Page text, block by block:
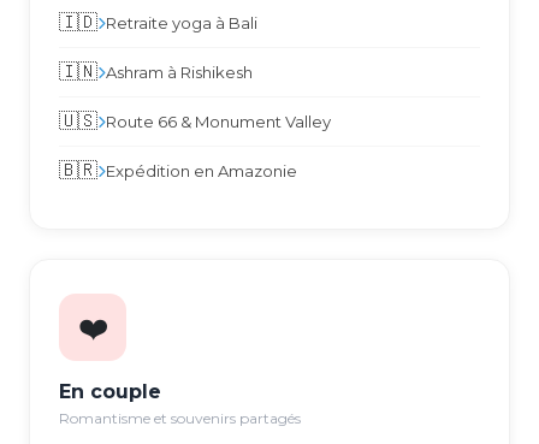
🇮🇩 Retraite yoga à Bali
🇮🇳 Ashram à Rishikesh
🇺🇸 Route 66 & Monument Valley
🇧🇷 Expédition en Amazonie
❤️
En couple
Romantisme et souvenirs partagés